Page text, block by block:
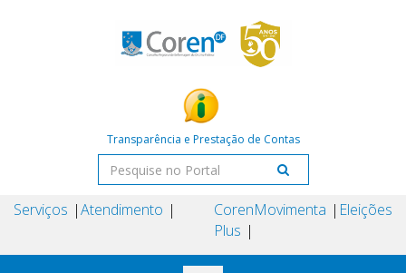
Transparência e Prestação de Contas
Serviços Atendimento
Coren
Plus
Movimenta Eleições